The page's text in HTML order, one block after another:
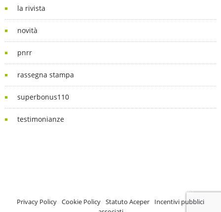
la rivista
novità
pnrr
rassegna stampa
superbonus110
testimonianze
Numero di identificazione nel Registro: 2018-57811982-61
Privacy Policy Cookie Policy Statuto Aceper
Incentivi pubblici